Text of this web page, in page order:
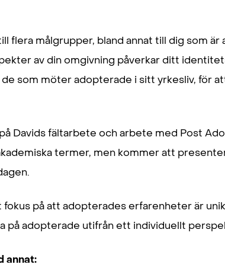
flera målgrupper, bland annat till dig som
av din omgivning påverkar ditt
som möter adopterade i sitt yrkesliv, för
Davids fältarbete och arbete med Post
termer, men kommer att
på att adopterades erfarenheter är
på adopterade utifrån ett individuellt
annat: